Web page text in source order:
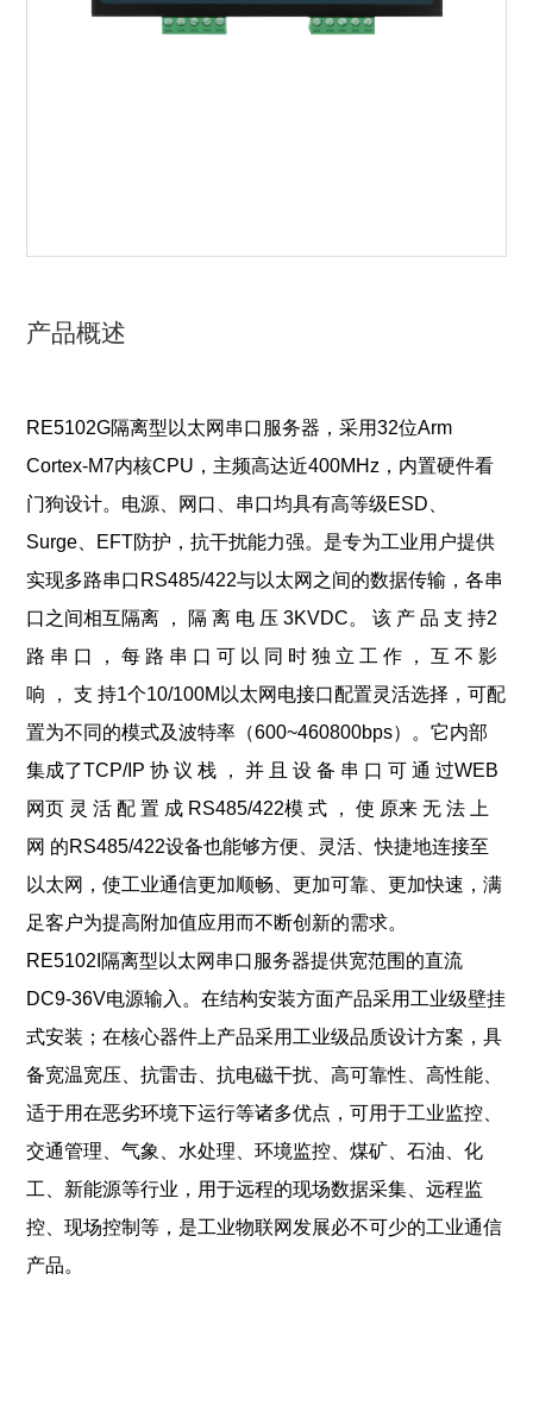
产品概述
RE5102G隔离型以太网串口服务器，采用32位Arm
Cortex-M7内核CPU，主频高达近400MHz，内置硬件看
门狗设计。电源、网口、串口均具有高等级ESD、
Surge、EFT防护，抗干扰能力强。是专为工业用户提供
实现多路串口RS485/422与以太网之间的数据传输，各串
口之间相互隔离 ， 隔 离 电 压 3KVDC。 该 产 品 支 持2
路 串 口 ， 每 路 串 口 可 以 同 时 独 立 工 作 ， 互 不 影
响 ， 支 持1个10/100M以太网电接口配置灵活选择，可配
置为不同的模式及波特率（600~460800bps）。它内部
集成了TCP/IP 协 议 栈 ， 并 且 设 备 串 口 可 通 过WEB
网页 灵 活 配 置 成 RS485/422模 式 ， 使 原来 无 法 上
网 的RS485/422设备也能够方便、灵活、快捷地连接至
以太网，使工业通信更加顺畅、更加可靠、更加快速，满
足客户为提高附加值应用而不断创新的需求。
RE5102I隔离型以太网串口服务器提供宽范围的直流
DC9-36V电源输入。在结构安装方面产品采用工业级壁挂
式安装；在核心器件上产品采用工业级品质设计方案，具
备宽温宽压、抗雷击、抗电磁干扰、高可靠性、高性能、
适于用在恶劣环境下运行等诸多优点，可用于工业监控、
交通管理、气象、水处理、环境监控、煤矿、石油、化
工、新能源等行业，用于远程的现场数据采集、远程监
控、现场控制等，是工业物联网发展必不可少的工业通信
产品。